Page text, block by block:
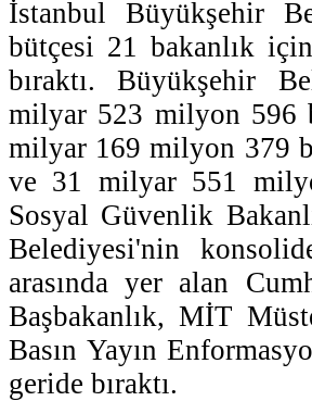
İstanbul Büyükşehir
bütçesi 21 bakanlık
bıraktı. Büyükşehir
milyar 523 milyon 596
milyar 169 milyon 379
ve 31 milyar 551
Sosyal Güvenlik
Belediyesi'nin
arasında yer alan
Başbakanlık, MİT
Basın Yayın
geride bıraktı.